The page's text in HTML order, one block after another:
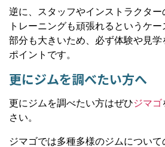
逆に、スタッフやインストラクタ
トレーニングも頑張れるというケ
部分も大きいため、必ず体験や見学
ポイントです。
更にジムを調べたい方へ
更にジムを調べたい方はぜひジマゴ
さい。
ジマゴでは多種多様のジムについて